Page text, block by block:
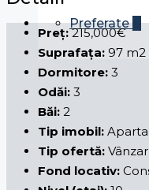
Preferate
Preț: 215,000€
Suprafața: 97 m2
Dormitore: 3
Odăi: 3
Băi: 2
Tip imobil:
Tip ofertă:
Fond locativ: